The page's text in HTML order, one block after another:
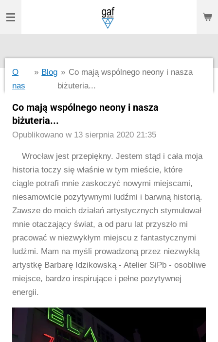
Przejdź
do
O
nas
» Blog » Co mają wspólnego neony i nasza
biżuteria...
Co mają wspólnego neony i nasza
biżuteria...
Opublikowano w 13 sierpnia 2020 21:35
Wrocław jest przepiękny. Jestem stąd i cała moja
historia toczy się właśnie w tym mieście, które
ciągle potrafi mnie zaskoczyć nowymi miejscami,
niesamowicie pozytywnymi ludźmi i barwną historią.
Zawsze do moich działań artystycznych stymulował
mnie otaczający świat, a od paru lat przyszło mi
pracować w niezwykłym miejscu z fantastycznymi
ludźmi. Mam na myśli prowadzoną przez niezwykłą
artystkę Barbarę Idzikowską - Atelier SiPb - osobliwe
miejsce, bardzo inspirujące i pełne pozytywnej
energii.